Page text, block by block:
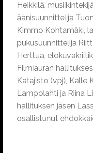
Heikkilä,
äänisuunnittelija
Kimmo Kohtamäki,
pukusuunnittelija
Herttua,
Filmiauran
Katajisto (vpj), Kalle
Lampolahti ja Riina
hallituksen jäsen
osallistunut